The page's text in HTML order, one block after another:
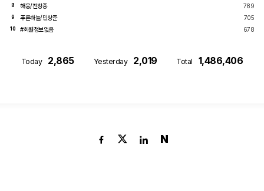
8 해웅/전창종 789
9 푸른하늘/민상준 705
10 #회원정보없음 678
Today 2,865 Yesterday 2,019 Total 1,486,406
N